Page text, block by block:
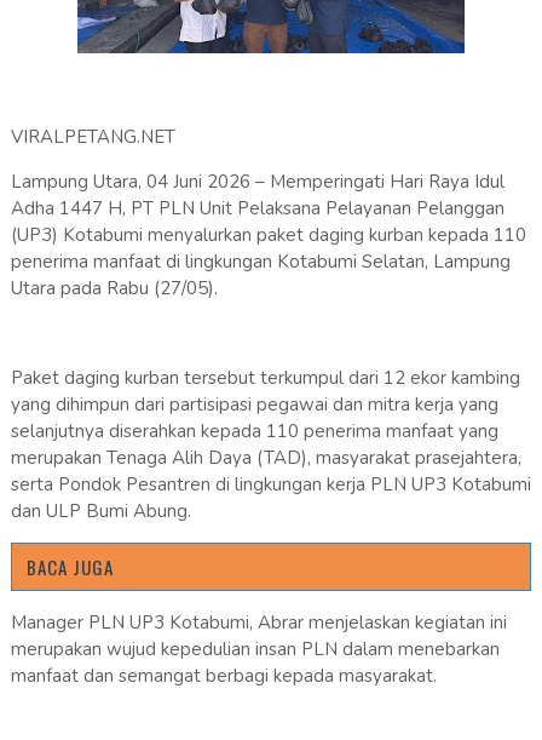
VIRALPETANG.NET
Lampung Utara, 04 Juni 2026 – Memperingati Hari Raya Idul
Adha 1447 H, PT PLN Unit Pelaksana Pelayanan Pelanggan
(UP3) Kotabumi menyalurkan paket daging kurban kepada 110
penerima manfaat di lingkungan Kotabumi Selatan, Lampung
Utara pada Rabu (27/05).
Paket daging kurban tersebut terkumpul dari 12 ekor kambing
yang dihimpun dari partisipasi pegawai dan mitra kerja yang
selanjutnya diserahkan kepada 110 penerima manfaat yang
merupakan Tenaga Alih Daya (TAD), masyarakat prasejahtera,
serta Pondok Pesantren di lingkungan kerja PLN UP3 Kotabumi
dan ULP Bumi Abung.
BACA JUGA
Manager PLN UP3 Kotabumi, Abrar menjelaskan kegiatan ini
merupakan wujud kepedulian insan PLN dalam menebarkan
manfaat dan semangat berbagi kepada masyarakat.